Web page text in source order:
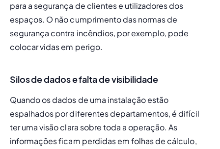
para a segurança de clientes e utilizadores dos
espaços. O não cumprimento das normas de
segurança contra incêndios, por exemplo, pode
colocar vidas em perigo.
Silos de dados e falta de visibilidade
Quando os dados de uma instalação estão
espalhados por diferentes departamentos, é difícil
ter uma visão clara sobre toda a operação. As
informações ficam perdidas em folhas de cálculo,